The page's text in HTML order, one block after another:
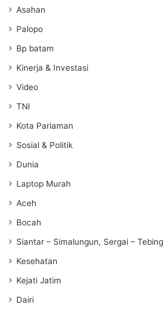
Asahan
Palopo
Bp batam
Kinerja & Investasi
Video
TNI
Kota Pariaman
Sosial & Politik
Dunia
Laptop Murah
Aceh
Bocah
Siantar – Simalungun, Sergai – Tebing
Kesehatan
Kejati Jatim
Dairi